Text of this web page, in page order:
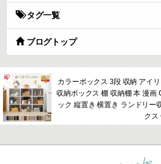
タグ一覧
ブログトップ
カラーボックス 3段 収納 アイ
収納ボックス 棚 収納棚 本 漫画
ック 縦置き 横置き ランドリー
クス